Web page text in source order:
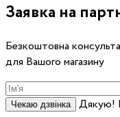
Заявка на
Безкоштовна
для Вашого магазину
Чекаю дзвінка
Дякую!